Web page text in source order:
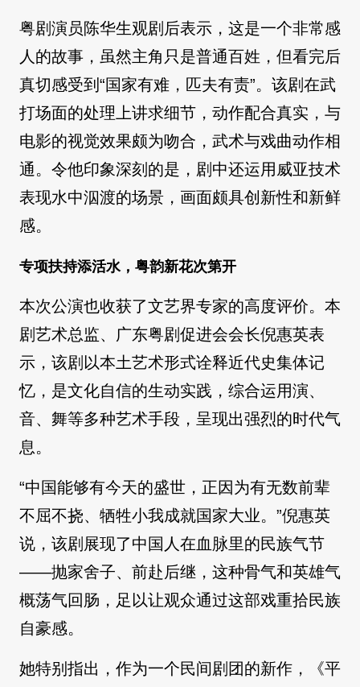
粤剧演员陈华生观剧后表示，这是一个非常感
人的故事，虽然主角只是普通百姓，但看完后
真切感受到“国家有难，匹夫有责”。该剧在武
打场面的处理上讲求细节，动作配合真实，与
电影的视觉效果颇为吻合，武术与戏曲动作相
通。令他印象深刻的是，剧中还运用威亚技术
表现水中泅渡的场景，画面颇具创新性和新鲜
感。
专项扶持添活水，粤韵新花次第开
本次公演也收获了文艺界专家的高度评价。本
剧艺术总监、广东粤剧促进会会长倪惠英表
示，该剧以本土艺术形式诠释近代史集体记
忆，是文化自信的生动实践，综合运用演、
音、舞等多种艺术手段，呈现出强烈的时代气
息。
“中国能够有今天的盛世，正因为有无数前辈
不屈不挠、牺牲小我成就国家大业。”倪惠英
说，该剧展现了中国人在血脉里的民族气节
——抛家舍子、前赴后继，这种骨气和英雄气
概荡气回肠，足以让观众通过这部戏重拾民族
自豪感。
她特别指出，作为一个民间剧团的新作，《平